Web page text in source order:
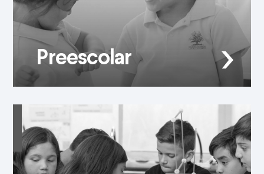
Preescolar